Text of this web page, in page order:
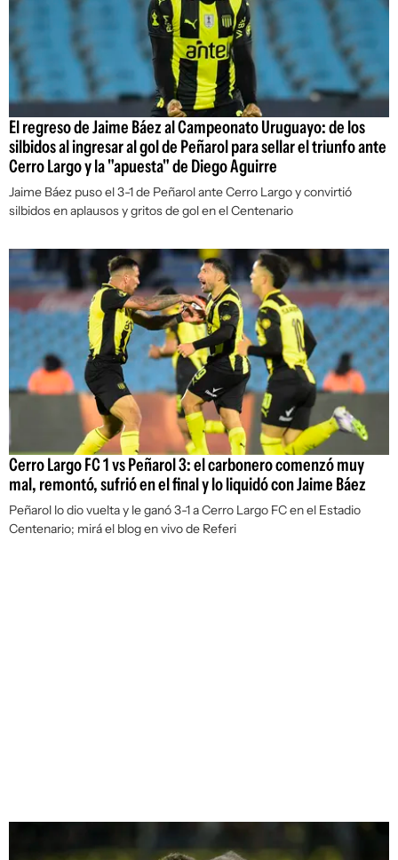
El regreso de Jaime Báez al Campeonato Uruguayo: de los
silbidos al ingresar al gol de Peñarol para sellar el triunfo ante
Cerro Largo y la "apuesta" de Diego Aguirre
Jaime Báez puso el 3-1 de Peñarol ante Cerro Largo y convirtió
silbidos en aplausos y gritos de gol en el Centenario
Cerro Largo FC 1 vs Peñarol 3: el carbonero comenzó muy
mal, remontó, sufrió en el final y lo liquidó con Jaime Báez
Peñarol lo dio vuelta y le ganó 3-1 a Cerro Largo FC en el Estadio
Centenario; mirá el blog en vivo de Referi